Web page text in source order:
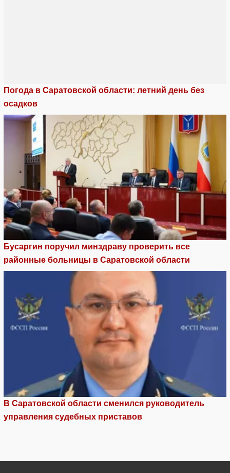
Погода в Саратовской области: летний день без
осадков
Бусаргин поручил минздраву проверить все
районные больницы в Саратовской области
В Саратовской области сменился руководитель
управления судебных приставов